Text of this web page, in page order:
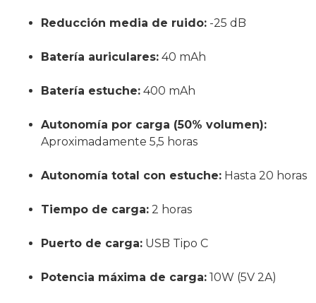
Reducción media de ruido: -25 dB
Batería auriculares: 40 mAh
Batería estuche: 400 mAh
Autonomía por carga (50% volumen):
Aproximadamente 5,5 horas
Autonomía total con estuche: Hasta 20 horas
Tiempo de carga: 2 horas
Puerto de carga: USB Tipo C
Potencia máxima de carga: 10W (5V 2A)